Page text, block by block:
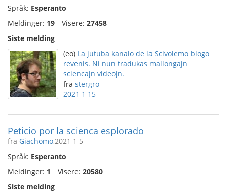
Språk: Esperanto
Meldinger: 19 Visere: 27458
Siste melding
(eo) La jutuba kanalo de la Scivolemo blogo
revenis. Ni nun tradukas mallongajn
sciencajn videojn.
fra stergro
2021 1 15
Peticio por la scienca esplorado
fra Giachomo,2021 1 5
Språk: Esperanto
Meldinger: 1 Visere: 20580
Siste melding